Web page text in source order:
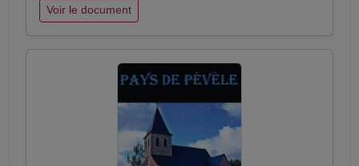
Voir le document